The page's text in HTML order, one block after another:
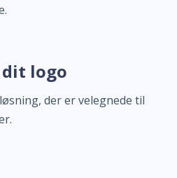
logo
der er velegnede til